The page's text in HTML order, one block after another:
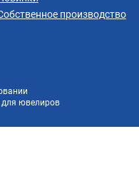
производство
для ювелиров